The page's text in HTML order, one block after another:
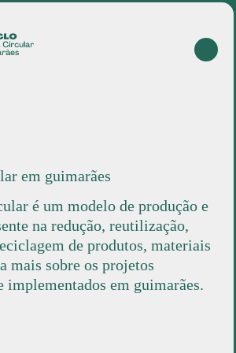
em guimarães
é um modelo de produção e
na redução, reutilização,
de produtos, materiais
mais sobre os projetos
implementados em guimarães.